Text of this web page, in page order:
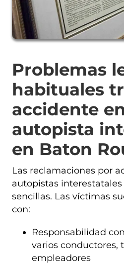
Problemas
habituales
accidente
autopista
en Baton
Las reclamaciones por
autopistas interestatales
sencillas. Las víctimas
con:
Responsabilidad
varios conductores,
empleadores